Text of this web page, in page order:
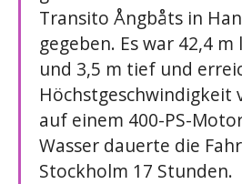
Transito Ångbåts in
gegeben. Es war 42,4
und 3,5 m tief und
Höchstgeschwindigkeit
auf einem 400-PS-
Wasser dauerte die
Stockholm 17 Stunden.